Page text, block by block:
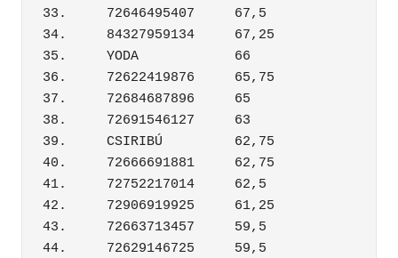
33.	72646495407	67,5
34.	84327959134	67,25
35.	YODA	        66
36.	72622419876	65,75
37.	72684687896	65
38.	72691546127	63
39.	CSIRIBÚ	        62,75
40.	72666691881	62,75
41.	72752217014	62,5
42.	72906919925	61,25
43.	72663713457	59,5
44.	72629146725	59,5